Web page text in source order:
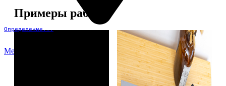
Определение...
Меню
Примеры работ